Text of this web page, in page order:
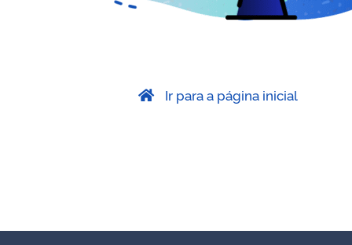
Ir para a página inicial